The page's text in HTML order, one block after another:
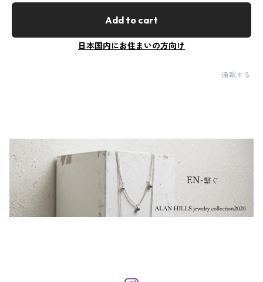
Add to cart
日本国内にお住まいの方向け
通報する